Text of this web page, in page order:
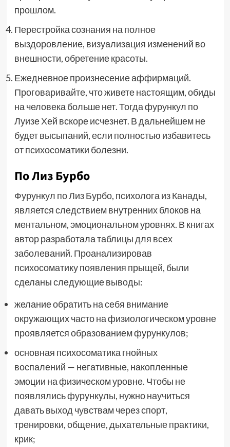
прошлом.
Перестройка сознания на полное
выздоровление, визуализация изменений во
внешности, обретение красоты.
Ежедневное произнесение аффирмаций.
Проговаривайте, что живете настоящим, обиды
на человека больше нет. Тогда фурункул по
Луизе Хей вскоре исчезнет. В дальнейшем не
будет высыпаний, если полностью избавитесь
от психосоматики болезни.
По Лиз Бурбо
Фурункул по Лиз Бурбо, психолога из Канады,
является следствием внутренних блоков на
ментальном, эмоциональном уровнях. В книгах
автор разработала таблицы для всех
заболеваний. Проанализировав
психосоматику появления прыщей, были
сделаны следующие выводы:
желание обратить на себя внимание
окружающих часто на физиологическом уровне
проявляется образованием фурункулов;
основная психосоматика гнойных
воспалений — негативные, накопленные
эмоции на физическом уровне. Чтобы не
появлялись фурункулы, нужно научиться
давать выход чувствам через спорт,
тренировки, общение, дыхательные практики,
крик;